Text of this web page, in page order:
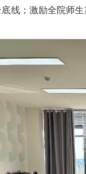
线；激励全院师